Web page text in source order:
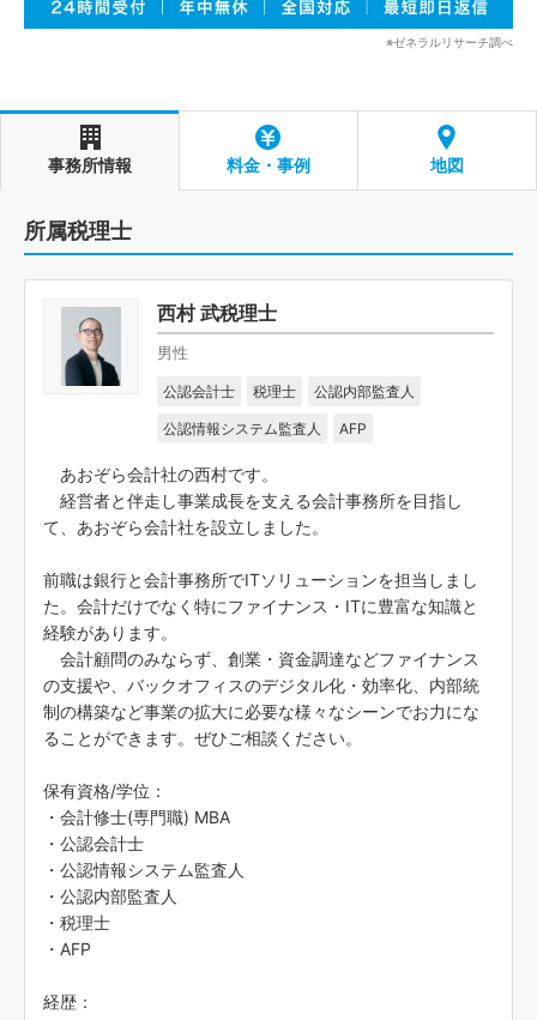
※ゼネラルリサーチ調べ
事務所情報 料金・事例 地図
所属税理士
西村 武税理士
男性
公認会計士 税理士 公認内部監査人
公認情報システム監査人 AFP
あおぞら会計社の西村です。
経営者と伴走し事業成長を支える会計事務所を目指し
て、あおぞら会計社を設立しました。
前職は銀行と会計事務所でITソリューションを担当しまし
た。会計だけでなく特にファイナンス・ITに豊富な知識と
経験があります。
会計顧問のみならず、創業・資金調達などファイナンス
の支援や、バックオフィスのデジタル化・効率化、内部統
制の構築など事業の拡大に必要な様々なシーンでお力にな
ることができます。ぜひご相談ください。
保有資格/学位：
・会計修士(専門職) MBA
・公認会計士
・公認情報システム監査人
・公認内部監査人
・税理士
・AFP
経歴：